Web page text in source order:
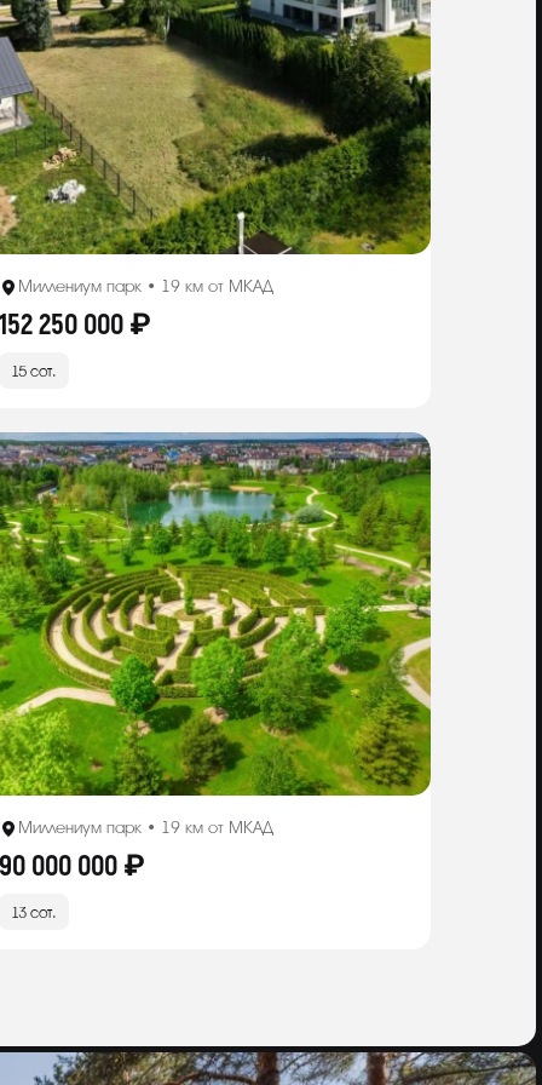
Миллениум парк • 19 км от МКАД
250 000 ₽
15 сот.
Миллениум парк • 19 км от МКАД
000 000 ₽
13 сот.